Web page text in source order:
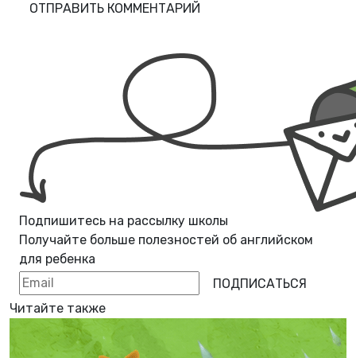
ОТПРАВИТЬ КОММЕНТАРИЙ
Подпишитесь на рассылку школы
Получайте больше полезностей об английском
для ребенка
ПОДПИСАТЬСЯ
Читайте также